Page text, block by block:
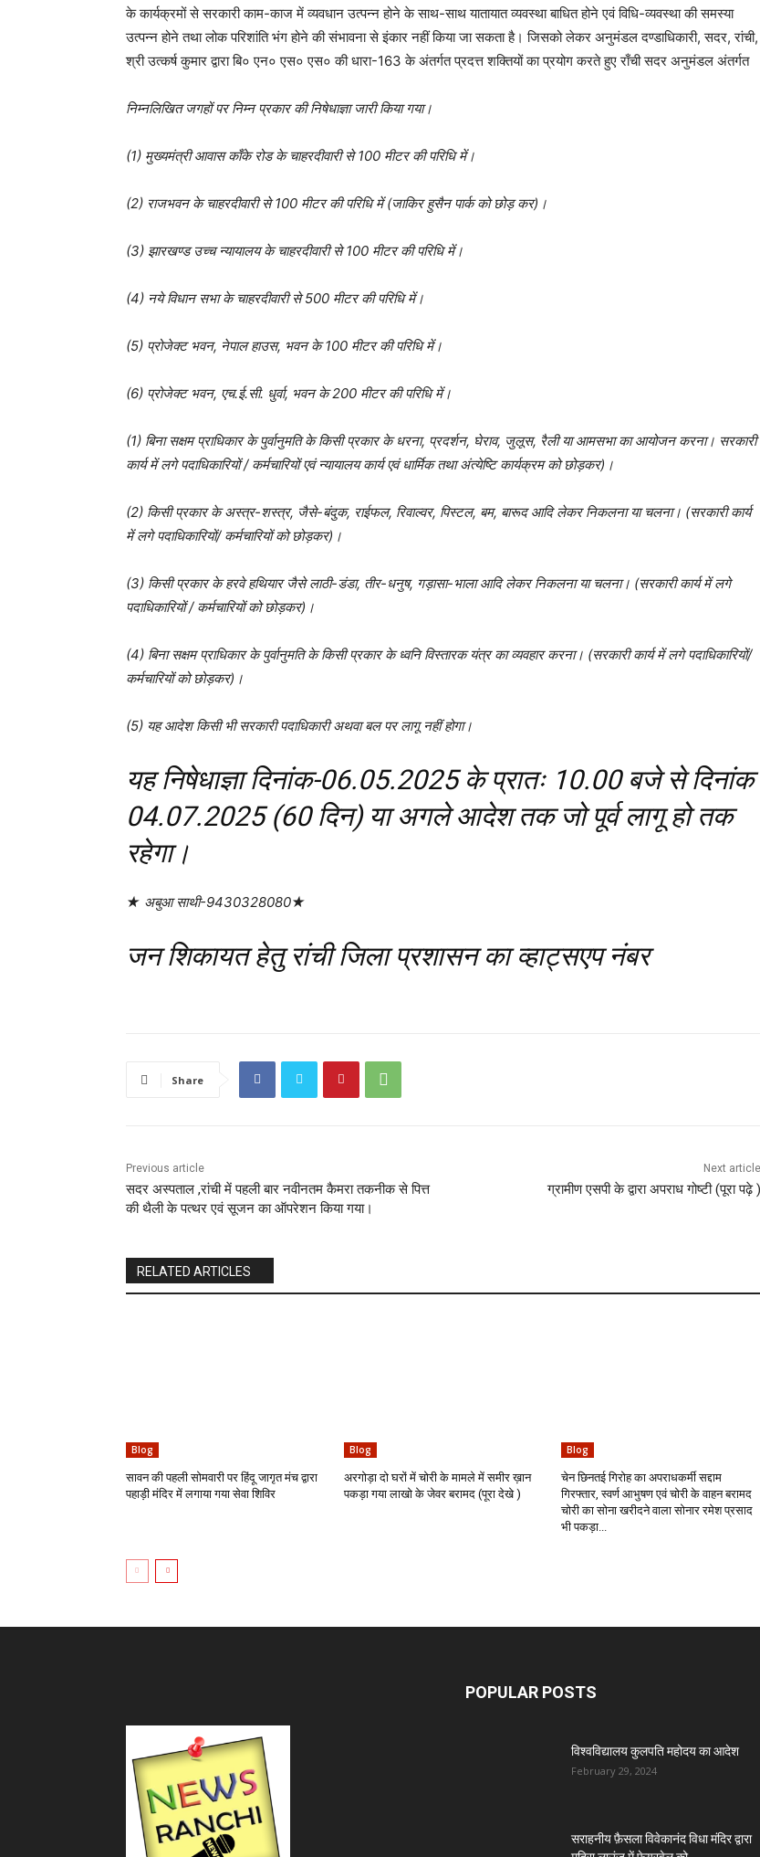
के कार्यक्रमों से सरकारी काम-काज में व्यवधान उत्पन्न होने के साथ-साथ यातायात व्यवस्था बाधित होने एवं विधि-व्यवस्था की समस्या
उत्पन्न होने तथा लोक परिशांति भंग होने की संभावना से इंकार नहीं किया जा सकता है। जिसको लेकर अनुमंडल दण्डाधिकारी, सदर, रांची,
श्री उत्कर्ष कुमार द्वारा बि० एन० एस० एस० की धारा-163 के अंतर्गत प्रदत्त शक्तियों का प्रयोग करते हुए राँची सदर अनुमंडल अंतर्गत
निम्नलिखित जगहों पर निम्न प्रकार की निषेधाज्ञा जारी किया गया।
(1) मुख्यमंत्री आवास काँके रोड के चाहरदीवारी से 100 मीटर की परिधि में।
(2) राजभवन के चाहरदीवारी से 100 मीटर की परिधि में (जाकिर हुसैन पार्क को छोड़ कर)।
(3) झारखण्ड उच्च न्यायालय के चाहरदीवारी से 100 मीटर की परिधि में।
(4) नये विधान सभा के चाहरदीवारी से 500 मीटर की परिधि में।
(5) प्रोजेक्ट भवन, नेपाल हाउस, भवन के 100 मीटर की परिधि में।
(6) प्रोजेक्ट भवन, एच.ई.सी. धुर्वा, भवन के 200 मीटर की परिधि में।
(1) बिना सक्षम प्राधिकार के पुर्वानुमति के किसी प्रकार के धरना, प्रदर्शन, घेराव, जुलूस, रैली या आमसभा का आयोजन करना। सरकारी
कार्य में लगे पदाधिकारियों / कर्मचारियों एवं न्यायालय कार्य एवं धार्मिक तथा अंत्येष्टि कार्यक्रम को छोड़कर)।
(2) किसी प्रकार के अस्त्र-शस्त्र, जैसे-बंदुक, राईफल, रिवाल्वर, पिस्टल, बम, बारूद आदि लेकर निकलना या चलना। (सरकारी कार्य
में लगे पदाधिकारियों/ कर्मचारियों को छोड़कर)।
(3) किसी प्रकार के हरवे हथियार जैसे लाठी-डंडा, तीर-धनुष, गड़ासा-भाला आदि लेकर निकलना या चलना। (सरकारी कार्य में लगे
पदाधिकारियों / कर्मचारियों को छोड़कर)।
(4) बिना सक्षम प्राधिकार के पुर्वानुमति के किसी प्रकार के ध्वनि विस्तारक यंत्र का व्यवहार करना। (सरकारी कार्य में लगे पदाधिकारियों/
कर्मचारियों को छोड़कर)।
(5) यह आदेश किसी भी सरकारी पदाधिकारी अथवा बल पर लागू नहीं होगा।
यह निषेधाज्ञा दिनांक-06.05.2025 के प्रातः 10.00 बजे से दिनांक
04.07.2025 (60 दिन) या अगले आदेश तक जो पूर्व लागू हो तक
रहेगा।
★ अबुआ साथी-9430328080★
जन शिकायत हेतु रांची जिला प्रशासन का व्हाट्सएप नंबर
Share
Previous article
सदर अस्पताल ,रांची में पहली बार नवीनतम कैमरा तकनीक से पित्त
की थैली के पत्थर एवं सूजन का ऑपरेशन किया गया।
Next article
ग्रामीण एसपी के द्वारा अपराध गोष्टी (पूरा पढ़े )
RELATED ARTICLES
Blog
सावन की पहली सोमवारी पर हिंदू जागृत मंच द्वारा
पहाड़ी मंदिर में लगाया गया सेवा शिविर
Blog
अरगोड़ा दो घरों में चोरी के मामले में समीर ख़ान
पकड़ा गया लाखो के जेवर बरामद (पूरा देखे )
Blog
चेन छिनतई गिरोह का अपराधकर्मी सद्दाम
गिरफ्तार, स्वर्ण आभुषण एवं चोरी के वाहन बरामद
चोरी का सोना खरीदने वाला सोनार रमेश प्रसाद
भी पकड़ा...
POPULAR POSTS
विश्वविद्यालय कुलपति महोदय का आदेश
February 29, 2024
सराहनीय फ़ैसला विवेकानंद विधा मंदिर द्वारा